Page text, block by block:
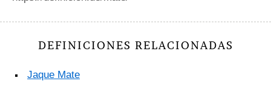
DEFINICIONES RELACIONADAS
Jaque Mate